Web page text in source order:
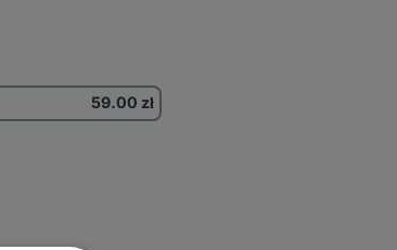
59.00 zł